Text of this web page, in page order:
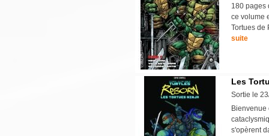
180 pages
ce volume
Tortues de
suite
Les
Sortie le
Bienvenue
s'opèrent